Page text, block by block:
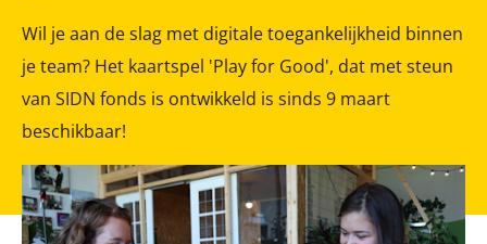
Wil je aan de slag met digitale toegankelijkheid binnen
je team? Het kaartspel 'Play for Good', dat met steun
van SIDN fonds is ontwikkeld is sinds 9 maart
beschikbaar!